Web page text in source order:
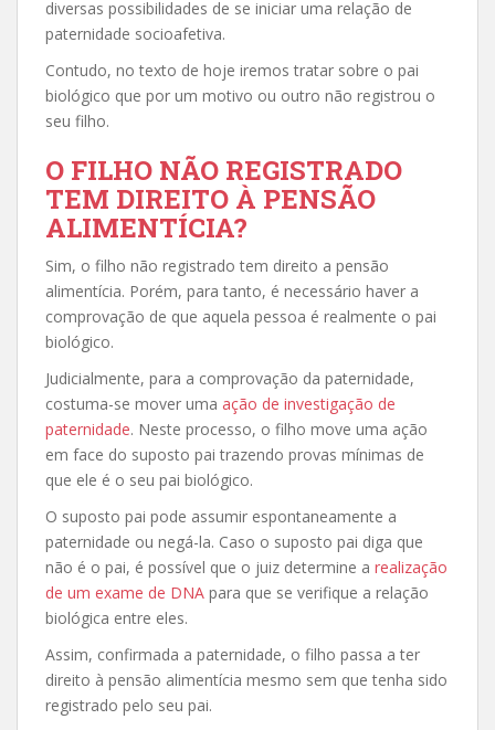
diversas possibilidades de se iniciar uma relação de
paternidade socioafetiva.
Contudo, no texto de hoje iremos tratar sobre o pai
biológico que por um motivo ou outro não registrou o
seu filho.
O FILHO NÃO REGISTRADO
TEM DIREITO À PENSÃO
ALIMENTÍCIA?
Sim, o filho não registrado tem direito a pensão
alimentícia. Porém, para tanto, é necessário haver a
comprovação de que aquela pessoa é realmente o pai
biológico.
Judicialmente, para a comprovação da paternidade,
costuma-se mover uma ação de investigação de
paternidade. Neste processo, o filho move uma ação
em face do suposto pai trazendo provas mínimas de
que ele é o seu pai biológico.
O suposto pai pode assumir espontaneamente a
paternidade ou negá-la. Caso o suposto pai diga que
não é o pai, é possível que o juiz determine a realização
de um exame de DNA para que se verifique a relação
biológica entre eles.
Assim, confirmada a paternidade, o filho passa a ter
direito à pensão alimentícia mesmo sem que tenha sido
registrado pelo seu pai.